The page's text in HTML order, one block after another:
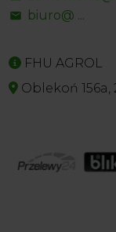
biuro@ ...
FHU AGROL
Oblekoń 156a,